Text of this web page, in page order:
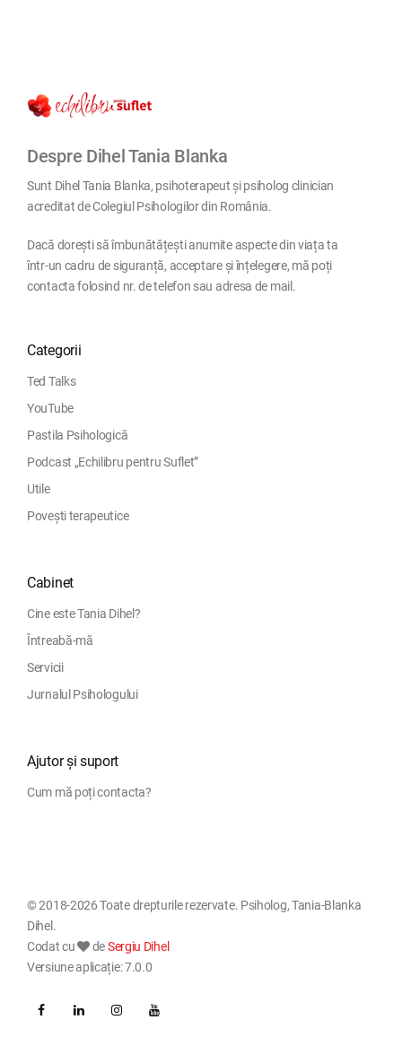
Despre Dihel Tania Blanka
Sunt Dihel Tania Blanka, psihoterapeut și psiholog clinician
acreditat de Colegiul Psihologilor din România.
Dacă dorești să îmbunătățești anumite aspecte din viața ta
într-un cadru de siguranță, acceptare și înțelegere, mă poți
contacta folosind nr. de telefon sau adresa de mail.
Categorii
Ted Talks
YouTube
Pastila Psihologică
Podcast „Echilibru pentru Suflet”
Utile
Povești terapeutice
Cabinet
Cine este Tania Dihel?
Întreabă-mă
Servicii
Jurnalul Psihologului
Ajutor și suport
Cum mă poți contacta?
© 2018-2026 Toate drepturile rezervate. Psiholog, Tania-Blanka
Dihel.
Codat cu
deSergiu Dihel
Versiune aplicație: 7.0.0